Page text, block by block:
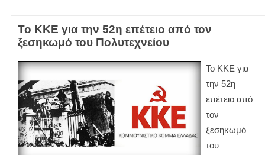
Το ΚΚΕ για την 52η επέτειο από τον
ξεσηκωμό του Πολυτεχνείου
Το ΚΚΕ για
την 52η
επέτειο από
τον
ξεσηκωμό
του